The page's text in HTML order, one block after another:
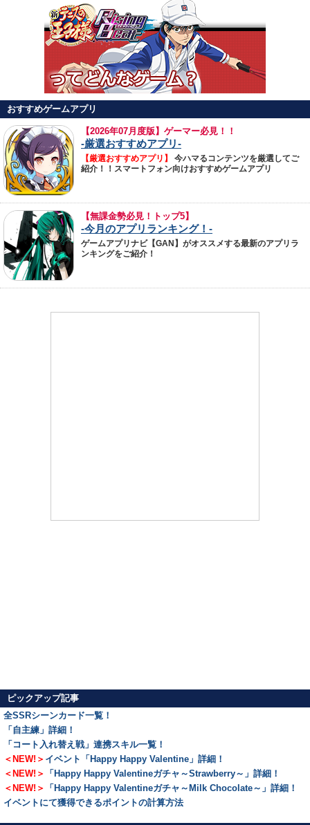
おすすめゲームアプリ
【2026年07月度版】ゲーマー必見！！
-厳選おすすめアプリ-
【厳選おすすめアプリ】
今ハマるコンテンツを厳選してご
紹介！！スマートフォン向けおすすめゲームアプリ
【無課金勢必見！トップ5】
-今月のアプリランキング！-
ゲームアプリナビ【GAN】がオススメする最新のアプリラ
ンキングをご紹介！
ピックアップ記事
全SSRシーンカード一覧！
「自主練」詳細！
「コート入れ替え戦」連携スキル一覧！
＜NEW!＞ イベント「Happy Happy Valentine」詳細！
＜NEW!＞
「Happy Happy Valentineガチャ～Strawberry～」詳細！
＜NEW!＞
「Happy Happy Valentineガチャ～Milk Chocolate～」詳細！
イベントにて獲得できるポイントの計算方法